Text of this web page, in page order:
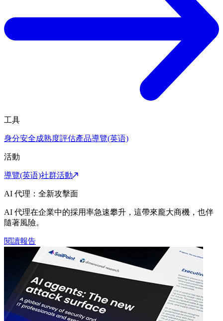
工具
身分安全成熟度評估產品導覽(英语)
活動
導覽(英语)社群活動
AI 代理：全新攻擊面
AI 代理在企業中的採用率急速攀升，這帶來龐大商機，也伴
隨著風險。
閱讀報告